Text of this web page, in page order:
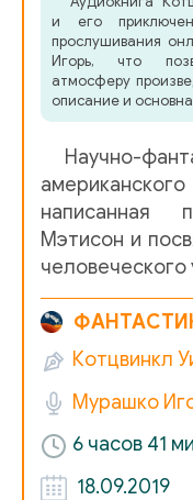
и его
прослушивания
Игорь, что
атмосферу
описание и
Научно-
написанная
Мэтисон и
человеческого
Котцвинкл
Мурашко
6 часов 41
18.09.2019